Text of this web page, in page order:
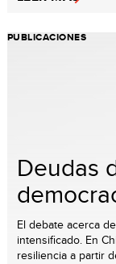
PUBLICACIONES
Deudas
El debate acerca
intensificado. En
resiliencia a partir